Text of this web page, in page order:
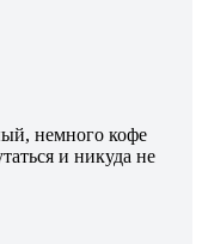
немного кофе
и никуда не